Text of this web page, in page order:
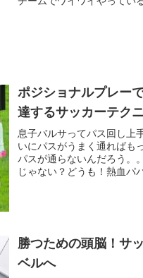
ポジショナルプレー
達するサッカーテク
息子バルサってパス回し上
いにパスがうまく通ればも
パスが通らないんだろう。
じゃない？どうも！熱血パ
勝つための頭脳！サ
ベルへ